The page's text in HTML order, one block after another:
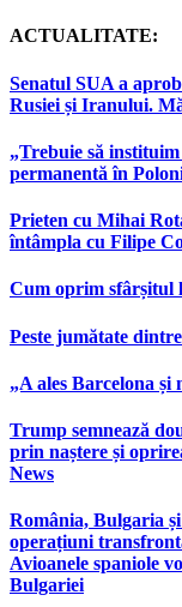
ACTUALITATE:
Senatul SUA a
Rusiei și Iranului.
„Trebuie să
permanentă în
Prieten cu Mihai
întâmpla cu Filipe
Cum oprim sfârșitul
Peste jumătate
„A ales Barcelona și
Trump semnează
prin naștere și
News
România, Bulgaria
operațiuni
Avioanele spaniole
Bulgariei